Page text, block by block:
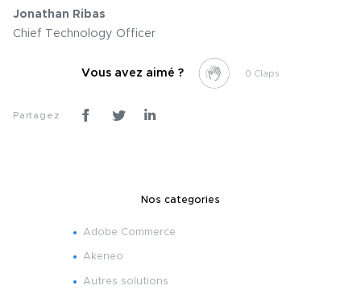
Jonathan Ribas
Chief Technology Officer
Vous avez aimé ? 0
Partagez
Nos categories
Adobe Commerce
Akeneo
Autres solutions